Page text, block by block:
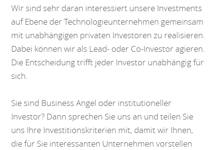
Wir sind sehr daran interessiert unsere Investments
auf Ebene der Technologieunternehmen gemeinsam
mit unabhängigen privaten Investoren zu realisieren.
Dabei können wir als Lead- oder Co-Investor agieren.
Die Entscheidung trifft jeder Investor unabhängig für
sich.
Sie sind Business Angel oder institutioneller
Investor? Dann sprechen Sie uns an und teilen Sie
uns Ihre Investitionskriterien mit, damit wir Ihnen,
die für Sie interessanten Unternehmen vorstellen